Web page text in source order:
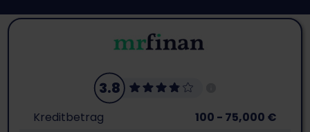
3.8
Kreditbetrag
100 - 75,000 €